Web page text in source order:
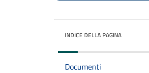
INDICE DELLA PAGINA
Documenti